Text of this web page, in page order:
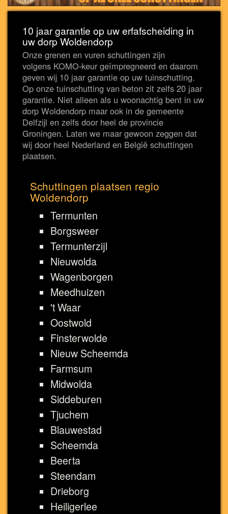
10 jaar garantie op uw erfafscheiding in
uw dorp Woldendorp
Onze grenen en vuren schuttingen zijn
volgens KOMO-keur geïmpregneerd en daarom
geven wij 10 jaar garantie op uw tuinschutting.
Op onze tuinschutting van beton zit zelfs 20 jaar
garantie. Niet alleen als u woonachtig bent in uw
dorp Woldendorp maar ook in de gemeente
Delfzijl en zelfs door heel de provincie
Groningen. Laten we maar gewoon zeggen dat
wij door heel Nederland en België schuttingen
plaatsen.
Schuttingen plaatsen regio
Woldendorp
Termunten
Borgsweer
Termunterzijl
Nieuwolda
Wagenborgen
Meedhuizen
't Waar
Oostwold
Finsterwolde
Nieuw Scheemda
Farmsum
Midwolda
Siddeburen
Tjuchem
Blauwestad
Scheemda
Beerta
Steendam
Drieborg
Heiligerlee